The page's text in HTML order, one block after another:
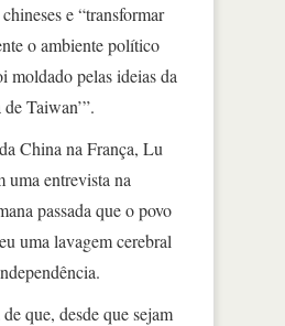
e “transformar
o ambiente político
moldado pelas ideias da
Taiwan’”.
China na França, Lu
uma entrevista na
passada que o povo
uma lavagem cerebral
que, desde que sejam